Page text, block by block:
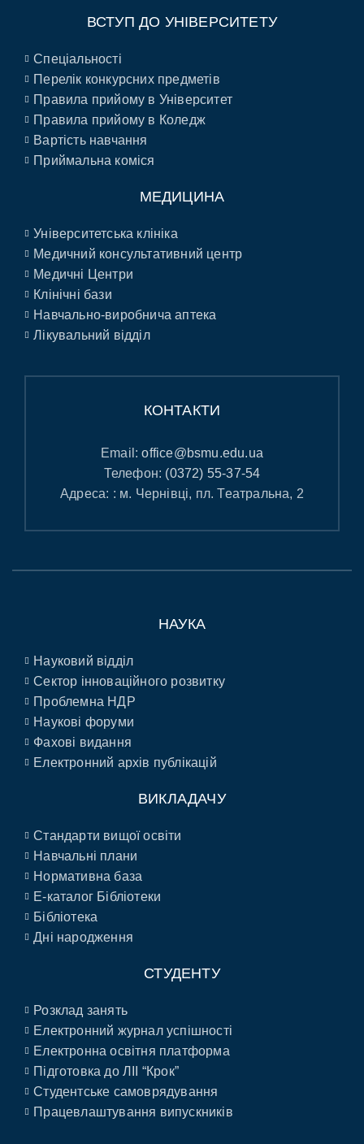
ВСТУП ДО УНІВЕРСИТЕТУ
Спеціальності
Перелік конкурсних предметів
Правила прийому в Університет
Правила прийому в Коледж
Вартість навчання
Приймальна коміся
МЕДИЦИНА
Університетська клініка
Медичний консультативний центр
Медичні Центри
Клінічні бази
Навчально-виробнича аптека
Лікувальний відділ
КОНТАКТИ
Email:office@bsmu.edu.ua
Телефон: (0372) 55-37-54
Адреса: : м. Чернівці, пл. Театральна, 2
НАУКА
Науковий відділ
Сектор інноваційного розвитку
Проблемна НДР
Наукові форуми
Фахові видання
Електронний архів публікацій
ВИКЛАДАЧУ
Стандарти вищої освіти
Навчальні плани
Нормативна база
E-каталог Бібліотеки
Бібліотека
Дні народження
СТУДЕНТУ
Розклад занять
Електронний журнал успішності
Електронна освітня платформа
Підготовка до ЛІІ “Крок”
Студентське самоврядування
Працевлаштування випускників